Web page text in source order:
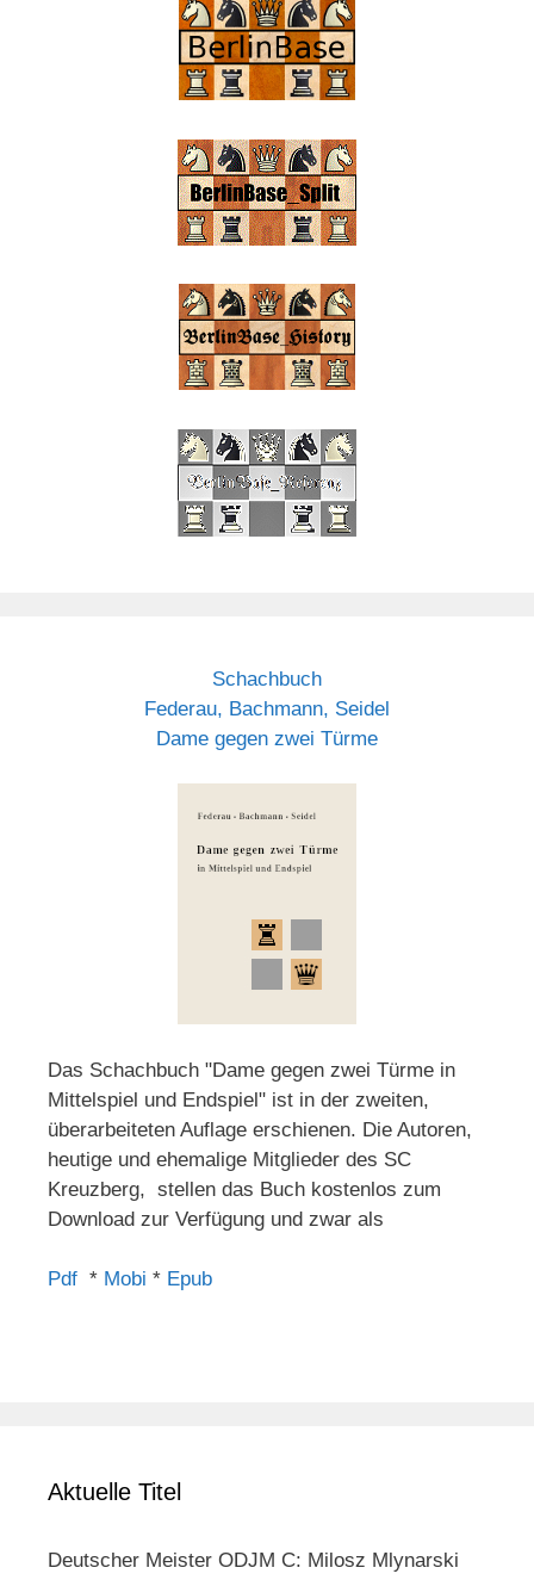
Schachbuch
Federau, Bachmann, Seidel
Dame gegen zwei Türme
Das Schachbuch "Dame gegen zwei Türme in
Mittelspiel und Endspiel" ist in der zweiten,
überarbeiteten Auflage erschienen. Die Autoren,
heutige und ehemalige Mitglieder des SC
Kreuzberg, stellen das Buch kostenlos zum
Download zur Verfügung und zwar als
Pdf * Mobi * Epub
Aktuelle Titel
Deutscher Meister ODJM C: Milosz Mlynarski